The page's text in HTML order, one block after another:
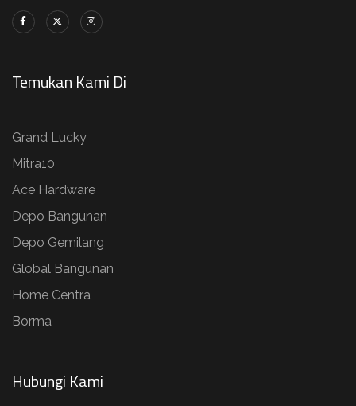
Temukan Kami Di
Grand Lucky
Mitra10
Ace Hardware
Depo Bangunan
Depo Gemilang
Global Bangunan
Home Centra
Borma
Hubungi Kami​